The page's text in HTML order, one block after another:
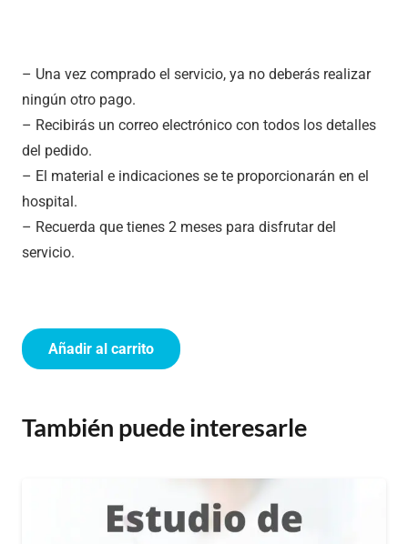
– Una vez comprado el servicio, ya no deberás realizar
ningún otro pago.
– Recibirás un correo electrónico con todos los detalles
del pedido.
– El material e indicaciones se te proporcionarán en el
hospital.
– Recuerda que tienes 2 meses para disfrutar del
servicio.
Test
cantidad
Añadir al carrito
También puede interesarle